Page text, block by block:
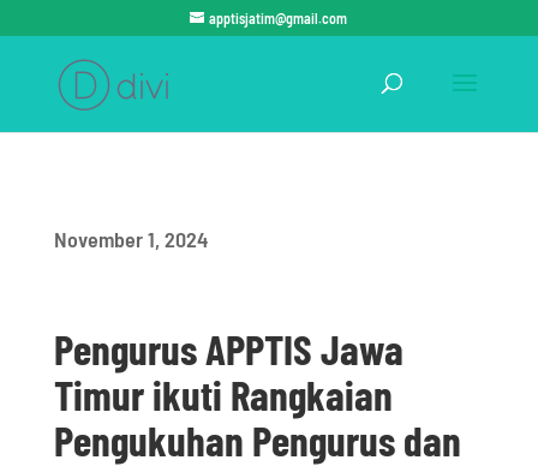
apptisjatim@gmail.com
November 1, 2024
Pengurus APPTIS Jawa
Timur ikuti Rangkaian
Pengukuhan Pengurus dan